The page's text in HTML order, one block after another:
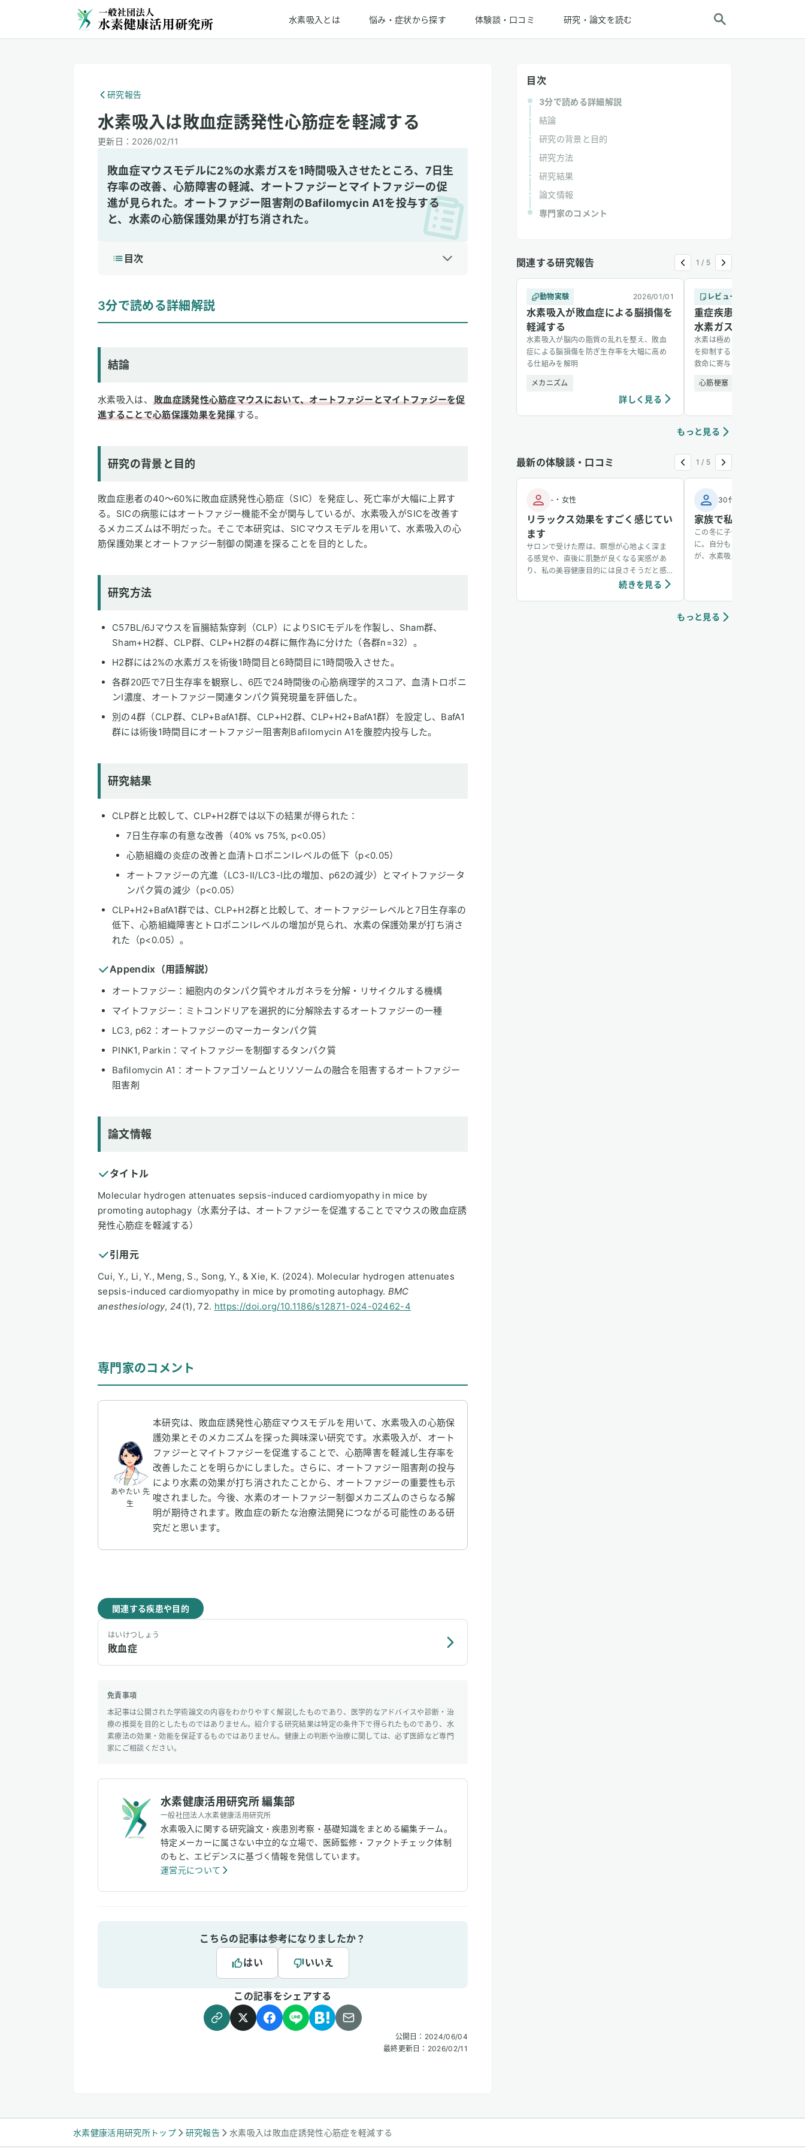
水素吸入とは 悩み・症状から探す 体験談・口コミ 研究・論文を読む
研究報告
水素吸入は敗血症誘発性心筋症を軽減する
更新日： 2026/02/11
敗血症マウスモデルに2%の水素ガスを1時間吸入させたところ、7日生
存率の改善、心筋障害の軽減、オートファジーとマイトファジーの促
進が見られた。オートファジー阻害剤のBafilomycin A1を投与する
と、水素の心筋保護効果が打ち消された。
目次
結論
研究の背景と目的
2 専門家のコメント
3分で読める詳細解説
結論
水素吸入は、
敗血症誘発性心筋症マウスにおいて、オートファジーとマイトファジーを促
進することで心筋保護効果を発揮する。
研究の背景と目的
敗血症患者の40〜60%に敗血症誘発性心筋症（SIC）を発症し、死亡率が大幅に上昇す
る。SICの病態にはオートファジー機能不全が関与しているが、水素吸入がSICを改善す
るメカニズムは不明だった。そこで本研究は、SICマウスモデルを用いて、水素吸入の心
筋保護効果とオートファジー制御の関連を探ることを目的とした。
研究方法
C57BL/6Jマウスを盲腸結紮穿刺（CLP）によりSICモデルを作製し、Sham群、
Sham+H2群、CLP群、CLP+H2群の4群に無作為に分けた（各群n=32）。
H2群には2%の水素ガスを術後1時間目と6時間目に1時間吸入させた。
各群20匹で7日生存率を観察し、6匹で24時間後の心筋病理学的スコア、血清トロポニ
ンI濃度、オートファジー関連タンパク質発現量を評価した。
別の4群（CLP群、CLP+BafA1群、CLP+H2群、CLP+H2+BafA1群）を設定し、BafA1
群には術後1時間目にオートファジー阻害剤Bafilomycin A1を腹腔内投与した。
研究結果
CLP群と比較して、CLP+H2群では以下の結果が得られた：
7日生存率の有意な改善（40% vs 75%, p<0.05）
心筋組織の炎症の改善と血清トロポニンIレベルの低下（p<0.05）
オートファジーの亢進（LC3-II/LC3-I比の増加、p62の減少）とマイトファジータ
ンパク質の減少（p<0.05）
CLP+H2+BafA1群では、CLP+H2群と比較して、オートファジーレベルと7日生存率の
低下、心筋組織障害とトロポニンIレベルの増加が見られ、水素の保護効果が打ち消さ
れた（p<0.05）。
Appendix（用語解説）
オートファジー：細胞内のタンパク質やオルガネラを分解・リサイクルする機構
マイトファジー：ミトコンドリアを選択的に分解除去するオートファジーの一種
LC3, p62：オートファジーのマーカータンパク質
PINK1, Parkin：マイトファジーを制御するタンパク質
Bafilomycin A1：オートファゴソームとリソソームの融合を阻害するオートファジー
阻害剤
論文情報
タイトル
Molecular hydrogen attenuates sepsis-induced cardiomyopathy in mice by
promoting autophagy（水素分子は、オートファジーを促進することでマウスの敗血症誘
発性心筋症を軽減する）
引用元
Cui, Y., Li, Y., Meng, S., Song, Y., & Xie, K. (2024). Molecular hydrogen attenuates
sepsis-induced cardiomyopathy in mice by promoting autophagy. BMC
anesthesiology,24(1), 72. https://doi.org/10.1186/s12871-024-02462-4
専門家のコメント
あやたい 先
生
本研究は、敗血症誘発性心筋症マウスモデルを用いて、水素吸入の心筋保
護効果とそのメカニズムを探った興味深い研究です。水素吸入が、オート
ファジーとマイトファジーを促進することで、心筋障害を軽減し生存率を
改善したことを明らかにしました。さらに、オートファジー阻害剤の投与
により水素の効果が打ち消されたことから、オートファジーの重要性も示
唆されました。今後、水素のオートファジー制御メカニズムのさらなる解
明が期待されます。敗血症の新たな治療法開発につながる可能性のある研
究だと思います。
関連する疾患や目的
はいけつしょう
敗血症
免責事項
本記事は公開された学術論文の内容をわかりやすく解説したものであり、医学的なアドバイスや診断・治
療の推奨を目的としたものではありません。紹介する研究結果は特定の条件下で得られたものであり、水
素療法の効果・効能を保証するものではありません。健康上の判断や治療に関しては、必ず医師など専門
家にご相談ください。
水素健康活用研究所 編集部
一般社団法人水素健康活用研究所
水素吸入に関する研究論文・疾患別考察・基礎知識をまとめる編集チーム。
特定メーカーに属さない中立的な立場で、医師監修・ファクトチェック体制
のもと、エビデンスに基づく情報を発信しています。
運営元について
こちらの記事は参考になりましたか？
はい
いいえ
この記事をシェアする
公開日： 2024/06/04
最終更新日： 2026/02/11
目次
3分で読める詳細解説
結論
研究の背景と目的
研究方法
研究結果
論文情報
専門家のコメント
関連する研究報告 1 / 5
動物実験 2026/01/01
水素吸入が敗血症による脳損傷を
軽減する
水素吸入が脳内の脂質の乱れを整え、敗血
症による脳損傷を防ぎ生存率を大幅に高め
る仕組みを解明
メカニズム
詳しく見る
レビュー論文
重症疾患に対する治療薬
水素ガスの可能性
水素は極めて安全で、酸化スト
を抑制することで、重症患者の
救命に寄与する可能性がある
心筋梗塞
もっと見る
最新の体験談・口コミ 1 / 5
- ・ 女性
リラックス効果をすごく感じてい
ます
サロンで受けた際は、瞑想が心地よく深ま
る感覚や、直後に肌艶が良くなる実感があ
り、私の美容健康目的には良さそうだと感
じています。個人の感想ではありますが、吸
続きを見る
30代
家族で私だけ風邪をひか
この冬に子供が風邪をひき、そ
に。自分もかかるかなと思って
が、水素吸入をしているおかげ
もっと見る
水素健康活用研究所トップ 研究報告 水素吸入は敗血症誘発性心筋症を軽減する